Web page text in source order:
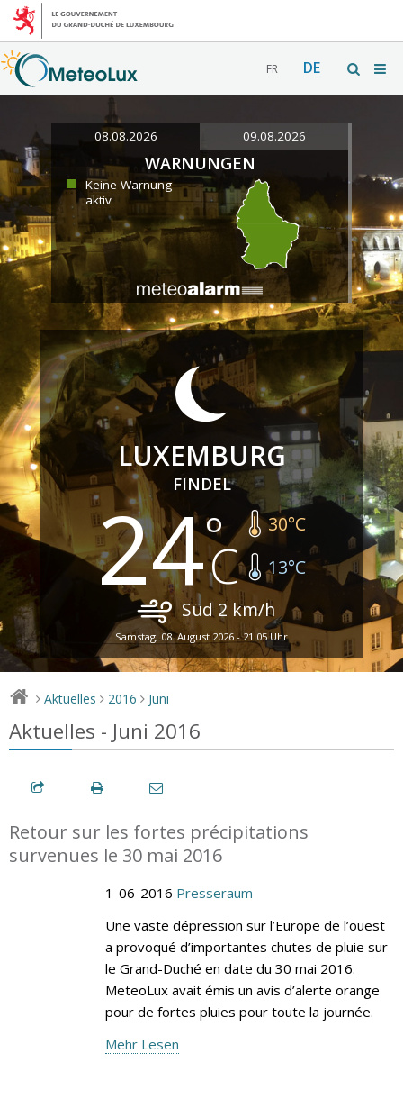
FR DE
08.08.2026 09.08.2026
WARNUNGEN
Keine Warnung
aktiv
LUXEMBURG
FINDEL
24 30°C
13°C
Süd 2 km/h
Samstag, 08. August 2026 - 21:05 Uhr
> Aktuelles > 2016 > Juni
Aktuelles - Juni 2016
Retour sur les fortes précipitations
survenues le 30 mai 2016
1-06-2016 Presseraum
Une vaste dépression sur l’Europe de l’ouest
a provoqué d’importantes chutes de pluie sur
le Grand-Duché en date du 30 mai 2016.
MeteoLux avait émis un avis d’alerte orange
pour de fortes pluies pour toute la journée.
Mehr Lesen